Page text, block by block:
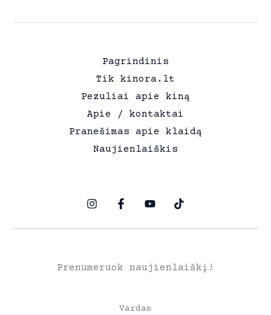
Pagrindinis
Tik kinora.lt
Pezuliai apie kiną
Apie / kontaktai
Pranešimas apie klaidą
Naujienlaiškis
Prenumeruok naujienlaiškį!
Vardas